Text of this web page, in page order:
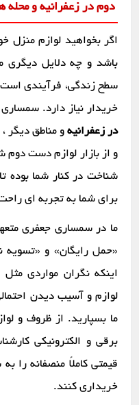
دوم در زعفرانیه و محله
اگر بخواهید لوازم منزل
باشد و چه دلایل دیگری
سطح زندگی، فرآیندی
خریدار نیاز دارد.
در زعفرانیه و مناطق دیگر
و از بازار لوازم دست دوم
شناخت در کنار شما بوده
برای شما به تجربه ای
ما در سمساری جعفری
«حمل رایگان» و
اینکه نگران مواردی
لوازم و آسیب دیدن
ما بسپارید. از ظروف و
برقی و الکترونیکی
قیمتی کاملاً منصفانه را
خریداری کنند.